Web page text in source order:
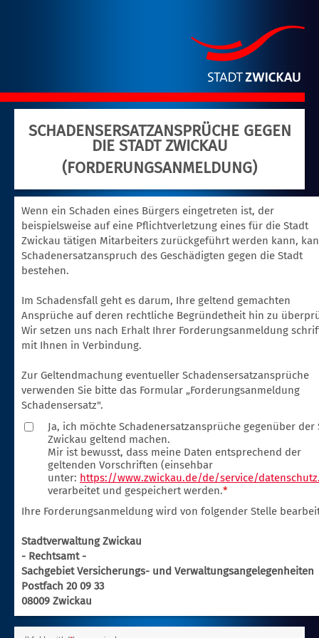
SCHADENSERSATZANSPRÜCHE GEGEN
DIE STADT ZWICKAU
(FORDERUNGSANMELDUNG)
Wenn ein Schaden eines Bürgers eingetreten ist, der
beispielsweise auf eine Pflichtverletzung eines für die Stadt
Zwickau tätigen Mitarbeiters zurückgeführt werden kann,
Schadenersatzanspruch des Geschädigten gegen die Stadt
bestehen.
Im Schadensfall geht es darum, Ihre geltend gemachten
Ansprüche auf deren rechtliche Begründetheit hin zu
Wir setzen uns nach Erhalt Ihrer Forderungsanmeldung
mit Ihnen in Verbindung.
Zur Geltendmachung eventueller Schadensersatzansprüche
verwenden Sie bitte das Formular „Forderungsanmeldung
Schadensersatz".
Ja, ich möchte Schadenersatzansprüche gegenüber der
Zwickau geltend machen.
Mir ist bewusst, dass meine Daten entsprechend der
geltenden Vorschriften (einsehbar
unter: https://www.zwickau.de/de/service/
verarbeitet und gespeichert werden.*
Ihre Forderungsanmeldung wird von folgender Stelle
Stadtverwaltung Zwickau
- Rechtsamt -
Sachgebiet Versicherungs- und Verwaltungsangelegenheiten
Postfach 20 09 33
08009 Zwickau